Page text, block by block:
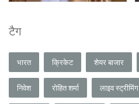
टैग
भारत क्रिकेट शेयर बाजार
निवेश रोहित शर्मा लाइव स्ट्रीमिंग